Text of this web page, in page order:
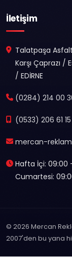
İletişim
Talatpaşa
Karşı Çaprazı /
/ EDİRNE
(0284) 214 00
(0533) 206 61 15
mercan-
Hafta İçi: 09:00
Cumartesi:
© 2026 Mercan
2007'den bu yana